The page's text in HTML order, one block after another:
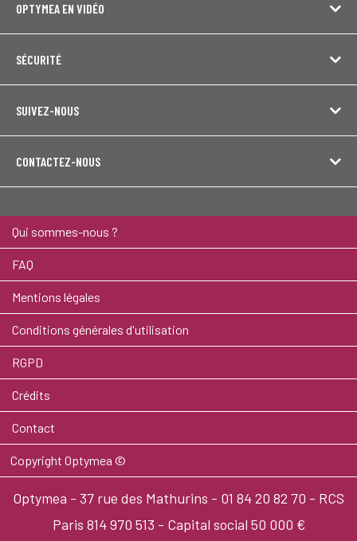
OPTYMEA EN VIDÉO
SÉCURITÉ
SUIVEZ-NOUS
CONTACTEZ-NOUS
Qui sommes-nous ?
FAQ
Mentions légales
Conditions générales d'utilisation
RGPD
Crédits
Contact
Copyright Optymea ©
Optymea - 37 rue des Mathurins - 01 84 20 82 70 - RCS
Paris 814 970 513 - Capital social 50 000 €